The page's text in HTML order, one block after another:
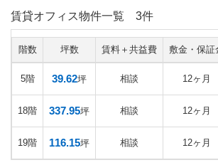
賃貸オフィス物件一覧 3件
階数 坪数 賃料＋共益費 敷金・保証
5階 39.62坪 相談 12ヶ月
18階 337.95坪 相談 12ヶ月
19階 116.15坪 相談 12ヶ月